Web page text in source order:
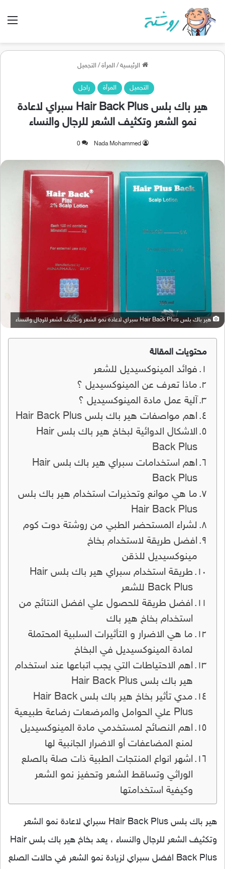
الرئيسية / المرأة / التجميل
التجميل المرأة راجل
هير باك بلس Hair Back Plus سبراي لاعادة
نمو الشعر وتكثيف الشعر للرجال والنساء
Nada Mohammed
0
هير باك بلس Hair Back Plus سبراي لاعادة نمو الشعر وتكثيف الشعر للرجال والنساء
محتويات المقالة
فوائد المينوكسيديل للشعر
ماذا تعرف عن المينوكسيديل ؟
آلية عمل مادة المينوكسيديل ؟
اهم مواصفات هير باك بلس Hair Back Plus
الاشكال الدوائية لبخاخ هير باك بلس Hair
Back Plus
اهم استخدامات سبراي هير باك بلس Hair
Back Plus
ما هي موانع وتحذيرات استخدام هير باك بلس
Hair Back Plus
لشراء المستحضر الطبي من روشتة دوت كوم
افضل طريقة لاستخدام بخاخ
مينوكسيديل للذقن
طريقة استخدام سبراي هير باك بلس Hair
Back Plus للشعر
افضل طريقة للحصول علي افضل النتائج من
استخدام بخاخ هير باك
ما هي الاضرار و التأثيرات السلبية المحتملة
لمادة المينوكسيديل في البخاخ
اهم الاحتياطات التي يجب اتباعها عند استخدام
هير باك بلس Hair Back Plus
مدي تأثير بخاخ هير باك بلس Hair Back
Plus علي الحوامل والمرضعات رضاعة طبيعية
اهم النصائح لمستخدمي مادة المينوكسيديل
لمنع المضاعفات أو الاضرار الجانبية لها
اشهر انواع المنتجات الطبية ذات صلة بالصلع
الوراثي وتساقط الشعر وتحفيز نمو الشعر
وكيفية استخدامتها
هير باك بلس Hair Back Plus سبراي لاعادة نمو الشعر
وتكثيف الشعر للرجال والنساء ، يعد بخاخ هير باك بلس Hair
Back Plus افضل سبراي لزيادة نمو الشعر في حالات الصلع